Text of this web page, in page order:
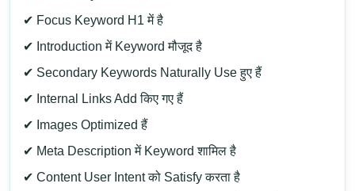
✔ Focus Keyword H1 में है
✔ Introduction में Keyword मौजूद है
✔ Secondary Keywords Naturally Use हुए हैं
✔ Internal Links Add किए गए हैं
✔ Images Optimized हैं
✔ Meta Description में Keyword शामिल है
✔ Content User Intent को Satisfy करता है